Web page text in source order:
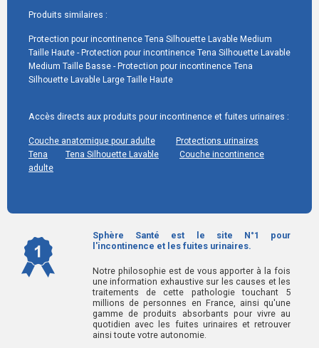
Produits similaires :
Protection pour incontinence Tena Silhouette Lavable Medium
Taille Haute
Protection pour incontinence Tena Silhouette Lavable
Medium Taille Basse
Protection pour incontinence Tena
Silhouette Lavable Large Taille Haute
Accès directs aux produits pour incontinence et fuites urinaires :
Couche anatomique pour adulte
Protections urinaires
Tena
Tena Silhouette Lavable
Couche incontinence
adulte
Sphère Santé est le site N°1 pour
l'incontinence et les fuites urinaires.
Notre philosophie est de vous apporter à la fois
une information exhaustive sur les causes et les
traitements de cette pathologie touchant 5
millions de personnes en France, ainsi qu'une
gamme de produits absorbants pour vivre au
quotidien avec les fuites urinaires et retrouver
ainsi toute votre autonomie.